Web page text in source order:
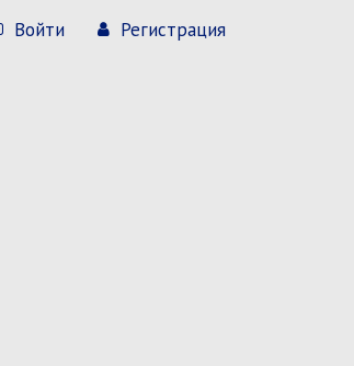
Войти Регистрация